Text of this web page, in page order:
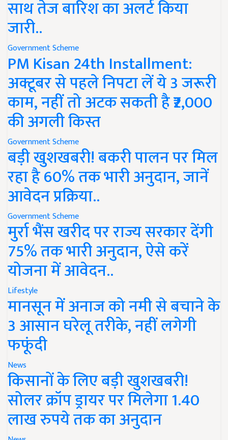
साथ तेज बारिश का अलर्ट किया
जारी..
Government Scheme
PM Kisan 24th Installment:
अक्टूबर से पहले निपटा लें ये 3 जरूरी
काम, नहीं तो अटक सकती है ₹2,000
की अगली किस्त
Government Scheme
बड़ी खुशखबरी! बकरी पालन पर मिल
रहा है 60% तक भारी अनुदान, जानें
आवेदन प्रक्रिया..
Government Scheme
मुर्रा भैंस खरीद पर राज्य सरकार देंगी
75% तक भारी अनुदान, ऐसे करें
योजना में आवेदन..
Lifestyle
मानसून में अनाज को नमी से बचाने के
3 आसान घरेलू तरीके, नहीं लगेगी
फफूंदी
News
किसानों के लिए बड़ी खुशखबरी!
सोलर क्रॉप ड्रायर पर मिलेगा 1.40
लाख रुपये तक का अनुदान